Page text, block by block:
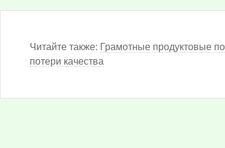
Читайте также: Грамотные продуктовые
потери качества